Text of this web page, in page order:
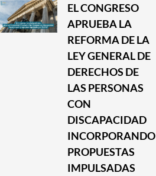
EL CONGRESO
APRUEBA LA
REFORMA DE LA
LEY GENERAL DE
DERECHOS DE
LAS PERSONAS
CON
DISCAPACIDAD
INCORPORANDO
PROPUESTAS
IMPULSADAS